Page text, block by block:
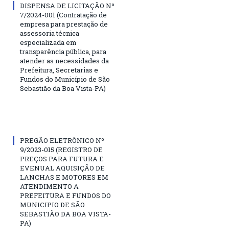
DISPENSA DE LICITAÇÃO Nº
7/2024-001 (Contratação de
empresa para prestação de
assessoria técnica
especializada em
transparência pública, para
atender as necessidades da
Prefeitura, Secretarias e
Fundos do Município de São
Sebastião da Boa Vista-PA)
PREGÃO ELETRÔNICO Nº
9/2023-015 (REGISTRO DE
PREÇOS PARA FUTURA E
EVENUAL AQUISIÇÃO DE
LANCHAS E MOTORES EM
ATENDIMENTO A
PREFEITURA E FUNDOS DO
MUNICIPIO DE SÃO
SEBASTIÃO DA BOA VISTA-
PA)